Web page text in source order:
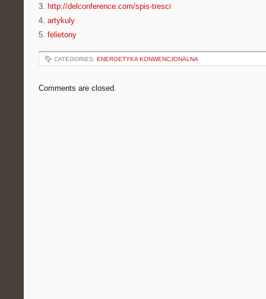
3. http://delconference.com/spis-tresci
4. artykuly
5. felietony
CATEGORIES: ENERGETYKA KONWENCJONALNA
Comments are closed.